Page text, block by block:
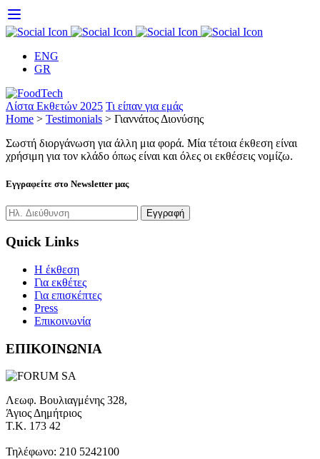
Skip
to
content
ENG
GR
Λίστα Εκθετών 2025 Τι είπαν για εμάς
Home > Testimonials > Γιαννάτος Διονύσης
Σωστή διοργάνωση για άλλη μια φορά. Μία τέτοια έκθεση είναι
χρήσιμη για τον κλάδο όπως είναι και όλες οι εκθέσεις νομίζω.
Εγγραφείτε στο Newsletter μας
Quick Links
H έκθεση
Για εκθέτες
Για επισκέπτες
Press
Επικοινωνία
ΕΠΙΚΟΙΝΩΝΙΑ
Λεωφ. Βουλιαγμένης 328,
Άγιος Δημήτριος
Τ.Κ. 173 42
Τηλέφωνο: 210 5242100